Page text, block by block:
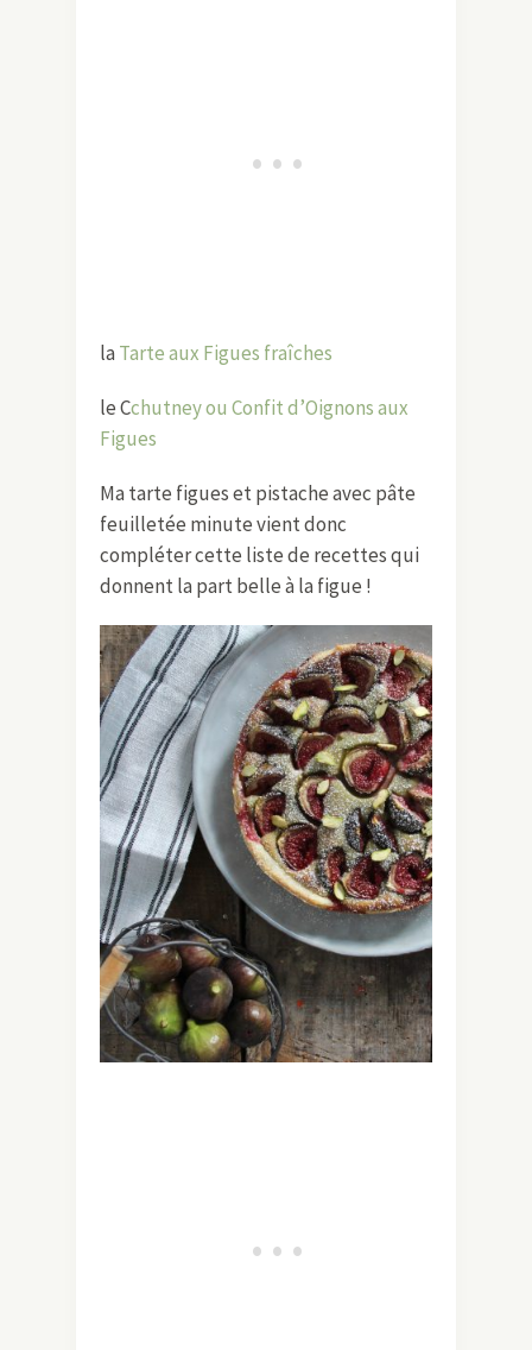
la Tarte aux Figues fraîches
le Cchutney ou Confit d’Oignons aux
Figues
Ma tarte figues et pistache avec pâte
feuilletée minute vient donc
compléter cette liste de recettes qui
donnent la part belle à la figue !